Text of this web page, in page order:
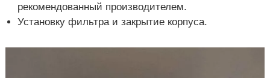
рекомендованный производителем.
Установку фильтра и закрытие корпуса.